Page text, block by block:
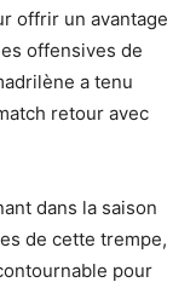
offrir un avantage
offensives de
a tenu
retour avec
dans la saison
de cette trempe,
pour